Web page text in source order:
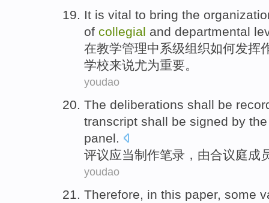
It is vital to bring the
of collegial and departmental
在教学管理中系级组织如何发挥
学校来说尤为重要。
youdao
The deliberations shall be
transcript shall be signed by
panel.
评议应当制作笔录 ， 由合议庭成
youdao
Therefore, in this paper, some